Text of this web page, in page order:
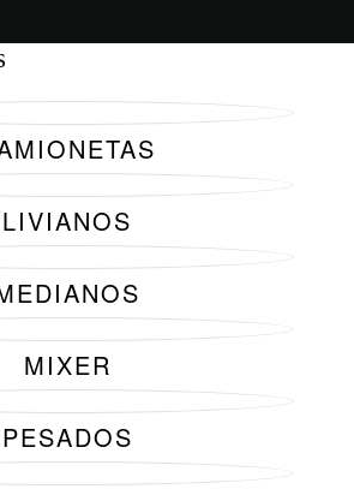
LIVIANOS
MIXER
PESADOS